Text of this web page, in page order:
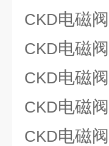
CKD电磁阀
CKD电磁阀
CKD电磁阀
CKD电磁阀
CKD电磁阀